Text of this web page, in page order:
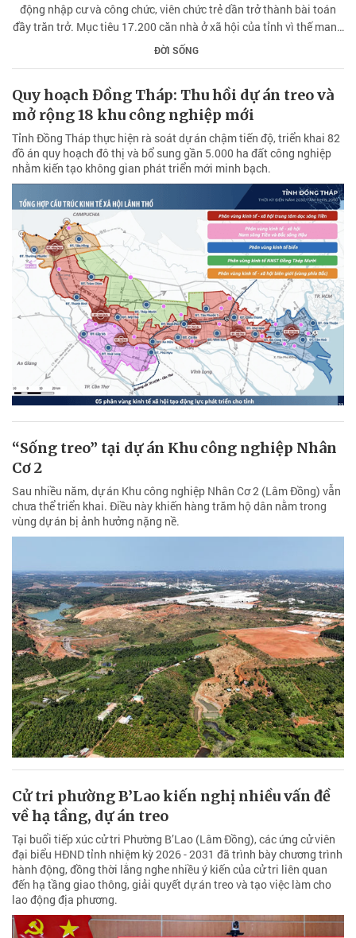
động nhập cư và công chức, viên chức trẻ dần trở thành bài toán
đầy trăn trở. Mục tiêu 17.200 căn nhà ở xã hội của tỉnh vì thế mang
theo niềm hi vọng và tính nhân văn rất lớn nên mỗi dự án chậm tiến
ĐỜI SỐNG
Quy hoạch Đồng Tháp: Thu hồi dự án treo và
mở rộng 18 khu công nghiệp mới
Tỉnh Đồng Tháp thực hiện rà soát dự án chậm tiến độ, triển khai 82
đồ án quy hoạch đô thị và bổ sung gần 5.000 ha đất công nghiệp
nhằm kiến tạo không gian phát triển mới minh bạch.
“Sống treo” tại dự án Khu công nghiệp Nhân
Cơ 2
Sau nhiều năm, dự án Khu công nghiệp Nhân Cơ 2 (Lâm Đồng) vẫn
chưa thể triển khai. Điều này khiến hàng trăm hộ dân nằm trong
vùng dự án bị ảnh hưởng nặng nề.
Cử tri phường B’Lao kiến nghị nhiều vấn đề
về hạ tầng, dự án treo
Tại buổi tiếp xúc cử tri Phường B’Lao (Lâm Đồng), các ứng cử viên
đại biểu HĐND tỉnh nhiệm kỳ 2026 - 2031 đã trình bày chương trình
hành động, đồng thời lắng nghe nhiều ý kiến của cử tri liên quan
đến hạ tầng giao thông, giải quyết dự án treo và tạo việc làm cho
lao động địa phương.